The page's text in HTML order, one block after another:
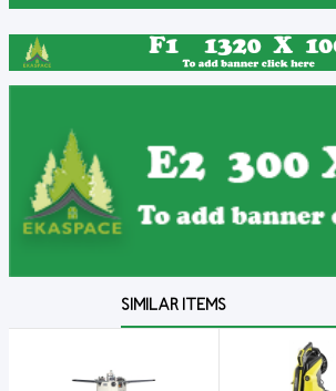
SIMILAR ITEMS